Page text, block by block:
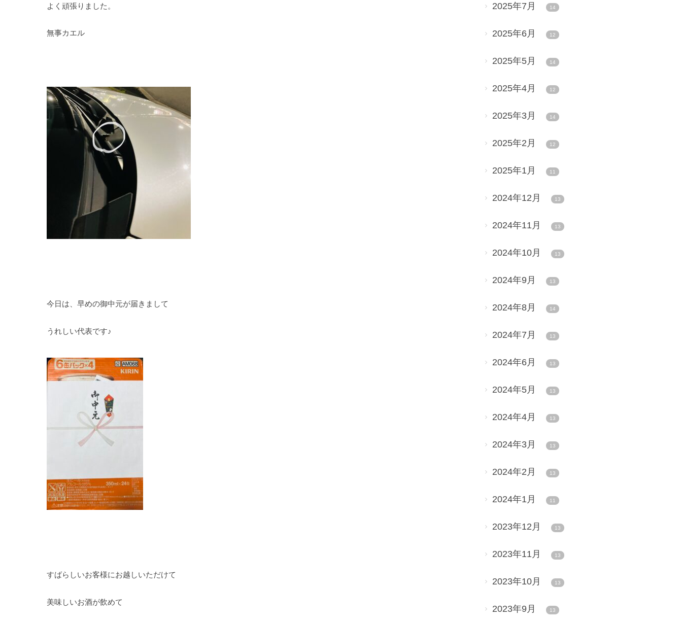
よく頑張りました。
無事カエル
今日は、早めの御中元が届きまして
うれしい代表です♪
すばらしいお客様にお越しいただけて
美味しいお酒が飲めて
2025年7月 14
2025年6月 12
2025年5月 14
2025年4月 12
2025年3月 14
2025年2月 12
2025年1月 11
2024年12月 13
2024年11月 13
2024年10月 13
2024年9月 13
2024年8月 14
2024年7月 13
2024年6月 13
2024年5月 13
2024年4月 13
2024年3月 13
2024年2月 13
2024年1月 11
2023年12月 13
2023年11月 13
2023年10月 13
2023年9月 13